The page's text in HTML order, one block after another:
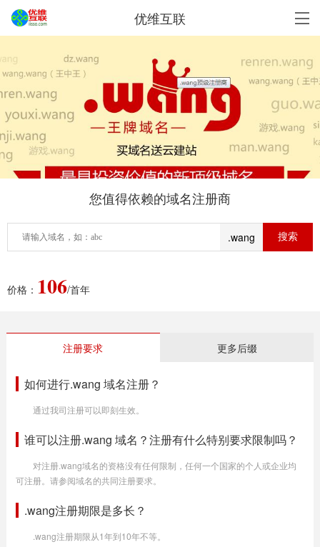
优维互联
您值得依赖的域名注册商
.wang
价格： 106/首年
注册要求 更多后缀
如何进行.wang 域名注册？
通过我司注册可以即刻生效。
谁可以注册.wang 域名？注册有什么特别要求限制吗？
对注册.wang域名的资格没有任何限制，任何一个国家的个人或企业均
可注册。请参阅域名的共同注册要求。
.wang注册期限是多长？
.wang注册期限从1年到10年不等。